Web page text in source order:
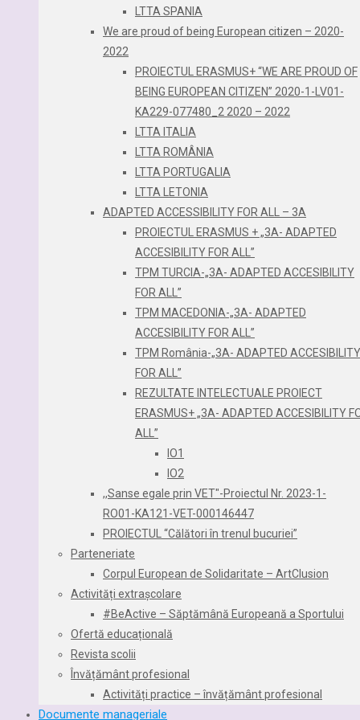
LTTA SPANIA
We are proud of being European citizen – 2020-
2022
PROIECTUL ERASMUS+ “WE ARE PROUD OF
BEING EUROPEAN CITIZEN” 2020-1-LV01-
KA229-077480_2 2020 – 2022
LTTA ITALIA
LTTA ROMÂNIA
LTTA PORTUGALIA
LTTA LETONIA
ADAPTED ACCESSIBILITY FOR ALL – 3A
PROIECTUL ERASMUS + „3A- ADAPTED
ACCESIBILITY FOR ALL”
TPM TURCIA-„3A- ADAPTED ACCESIBILITY
FOR ALL”
TPM MACEDONIA-„3A- ADAPTED
ACCESIBILITY FOR ALL”
TPM România-„3A- ADAPTED ACCESIBILITY
FOR ALL”
REZULTATE INTELECTUALE PROIECT
ERASMUS+ „3A- ADAPTED ACCESIBILITY
ALL”
IO1
IO2
,,Sanse egale prin VET″-Proiectul Nr. 2023-1-
RO01-KA121-VET-000146447
PROIECTUL “Călători în trenul bucuriei”
Parteneriate
Corpul European de Solidaritate – ArtClusion
Activități extrașcolare
#BeActive – Săptămână Europeană a Sportului
Ofertă educațională
Revista scolii
Învățământ profesional
Activități practice – învățământ profesional
Documente manageriale